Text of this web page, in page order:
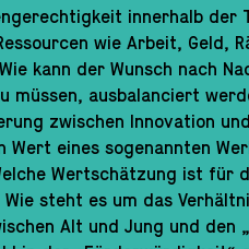
innerhalb der
wie Arbeit, Geld,
kann der Wunsch nach
müssen, ausbalanciert
zwischen Innovation
Wert eines sogenannten
Wertschätzung ist für
steht es um das
Alt und Jung und den